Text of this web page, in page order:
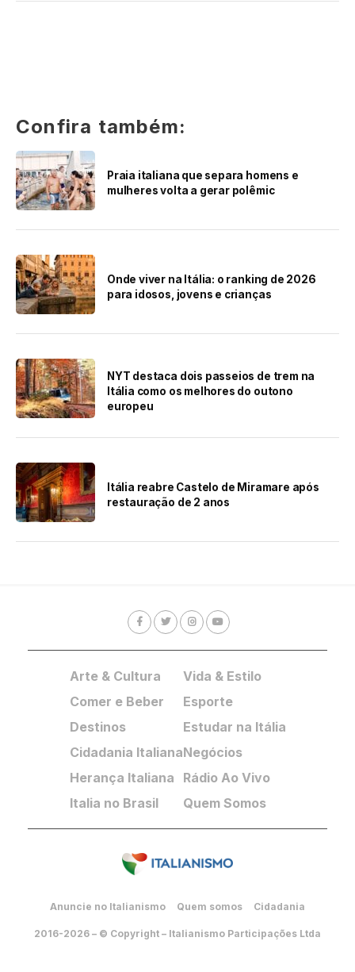
Confira também:
Praia italiana que separa homens e
mulheres volta a gerar polêmic
Onde viver na Itália: o ranking de 2026
para idosos, jovens e crianças
NYT destaca dois passeios de trem na
Itália como os melhores do outono
europeu
Itália reabre Castelo de Miramare após
restauração de 2 anos
Arte & Cultura
Comer e Beber
Destinos
Cidadania Italiana
Herança Italiana
Italia no Brasil
Vida & Estilo
Esporte
Estudar na Itália
Negócios
Rádio Ao Vivo
Quem Somos
Anuncie no Italianismo Quem somos Cidadania
2016-2026 – © Copyright – Italianismo Participações Ltda